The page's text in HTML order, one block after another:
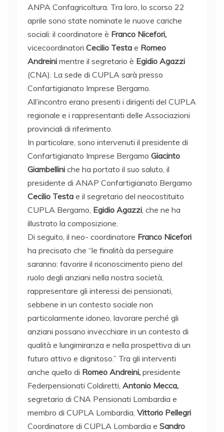
ANPA Confagricoltura. Tra loro, lo scorso 22
aprile sono state nominate le nuove cariche
sociali: il coordinatore è Franco Nicefori,
vicecoordinatori Cecilio Testa e Romeo
Andreini mentre il segretario è Egidio Agazzi
(CNA). La sede di CUPLA sarà presso
Confartigianato Imprese Bergamo.
All’incontro erano presenti i dirigenti del CUPLA
regionale e i rappresentanti delle Associazioni
provinciali di riferimento.
In particolare, sono intervenuti il presidente di
Confartigianato Imprese Bergamo Giacinto
Giambellini che ha portato il suo saluto, il
presidente di ANAP Confartigianato Bergamo
Cecilio Testa e il segretario del neocostituito
CUPLA Bergamo, Egidio Agazzi, che ne ha
illustrato la composizione.
Di seguito, il neo- coordinatore Franco Nicefori
ha precisato che “le finalità da perseguire
saranno: favorire il riconoscimento pieno del
ruolo degli anziani nella nostra società,
rappresentare gli interessi dei pensionati,
sebbene in un contesto sociale non
particolarmente idoneo, lavorare perché gli
anziani possano invecchiare in un contesto di
qualità e lungimiranza e nella prospettiva di un
futuro attivo e dignitoso.” Tra gli interventi
anche quello di Romeo Andreini, presidente
Federpensionati Coldiretti, Antonio Mecca,
segretario di CNA Pensionati Lombardia e
membro di CUPLA Lombardia, Vittorio Pellegri
Coordinatore di CUPLA Lombardia e Sandro